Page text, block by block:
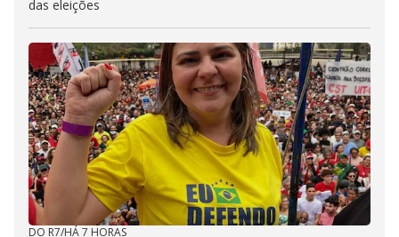
das eleições
DO R7/HÁ 7 HORAS